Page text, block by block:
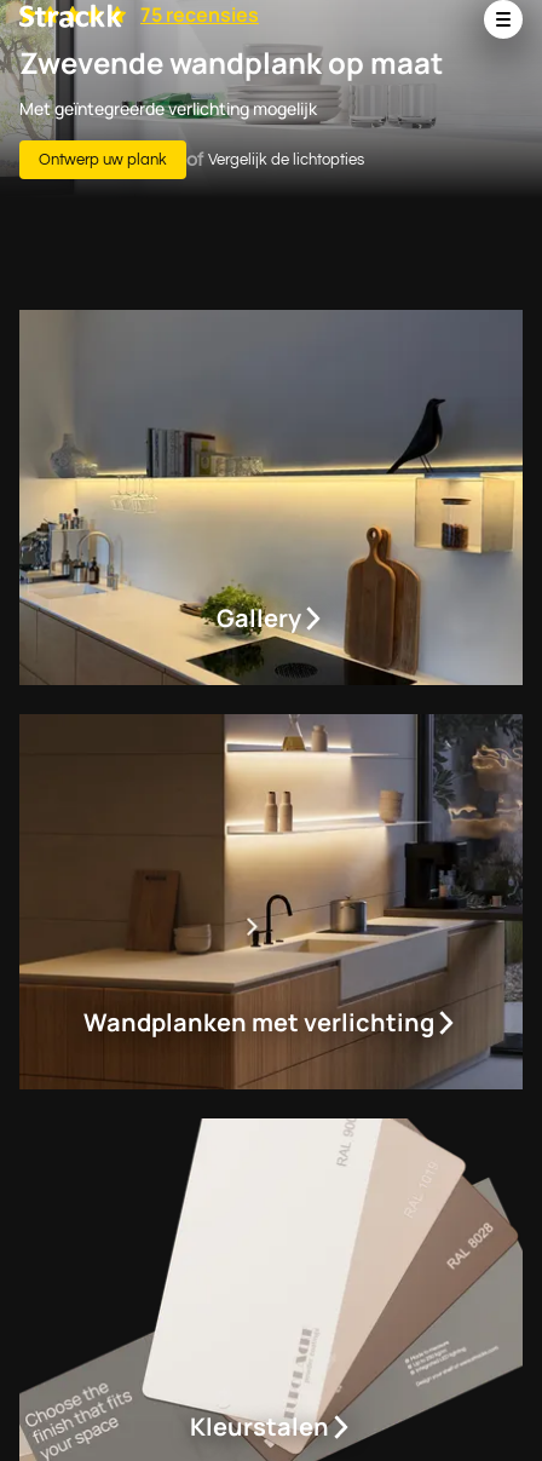
75 recensies
Zwevende wandplank op maat
Met geïntegreerde verlichting mogelijk
Ontwerp uw plank of Vergelijk de lichtopties
Gallery
Wandplanken met verlichting
Kleurstalen